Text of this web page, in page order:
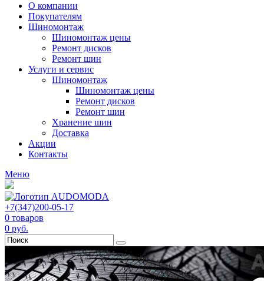
О компании
Покупателям
Шиномонтаж
Шиномонтаж цены
Ремонт дисков
Ремонт шин
Услуги и сервис
Шиномонтаж
Шиномонтаж цены
Ремонт дисков
Ремонт шин
Хранение шин
Доставка
Акции
Контакты
Меню
+7(347)200-05-17
0 товаров
0 руб.